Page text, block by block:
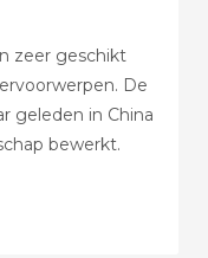
zeer geschikt
De
geleden in China
bewerkt.